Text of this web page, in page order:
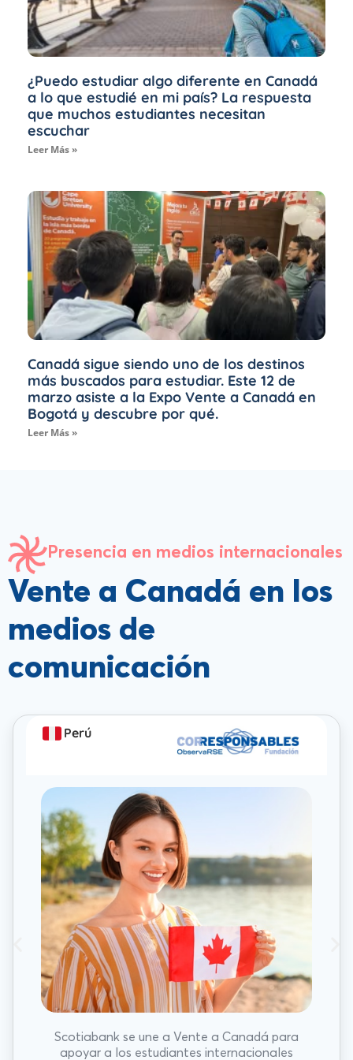
¿Puedo estudiar algo diferente en Canadá
a lo que estudié en mi país? La respuesta
que muchos estudiantes necesitan
escuchar
Leer Más »
Canadá sigue siendo uno de los destinos
más buscados para estudiar. Este 12 de
marzo asiste a la Expo Vente a Canadá en
Bogotá y descubre por qué.
Leer Más »
Presencia en medios internacionales
Vente a Canadá en los
medios de
comunicación
Perú
Scotiabank se une a Vente a Canadá para
apoyar a los estudiantes internacionales